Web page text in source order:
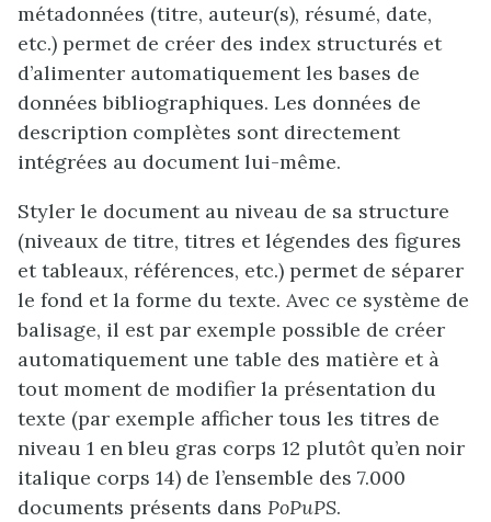
métadonnées (titre, auteur(s), résumé, date,
etc.) permet de créer des index structurés et
d’alimenter automatiquement les bases de
données bibliographiques. Les données de
description complètes sont directement
intégrées au document lui-même.
Styler le document au niveau de sa structure
(niveaux de titre, titres et légendes des figures
et tableaux, références, etc.) permet de séparer
le fond et la forme du texte. Avec ce système de
balisage, il est par exemple possible de créer
automatiquement une table des matière et à
tout moment de modifier la présentation du
texte (par exemple afficher tous les titres de
niveau 1 en bleu gras corps 12 plutôt qu’en noir
italique corps 14) de l’ensemble des 7.000
documents présents dans PoPuPS.